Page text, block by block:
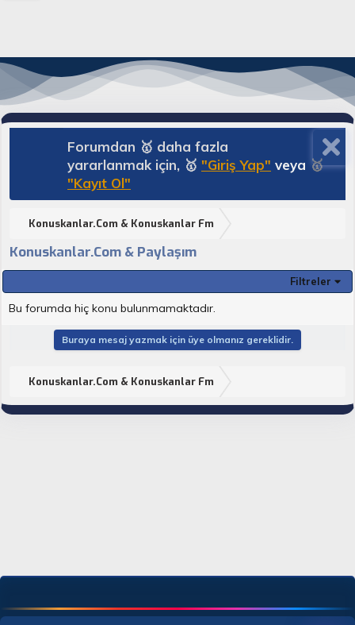
Forumdan 🥇 daha fazla
yararlanmak için, 🥇 "Giriş Yap" veya 🥇
"Kayıt Ol"
Konuskanlar.Com & Konuskanlar Fm
Konuskanlar.Com & Paylaşım
Filtreler
Bu forumda hiç konu bulunmamaktadır.
Buraya mesaj yazmak için üye olmanız gereklidir.
Konuskanlar.Com & Konuskanlar Fm